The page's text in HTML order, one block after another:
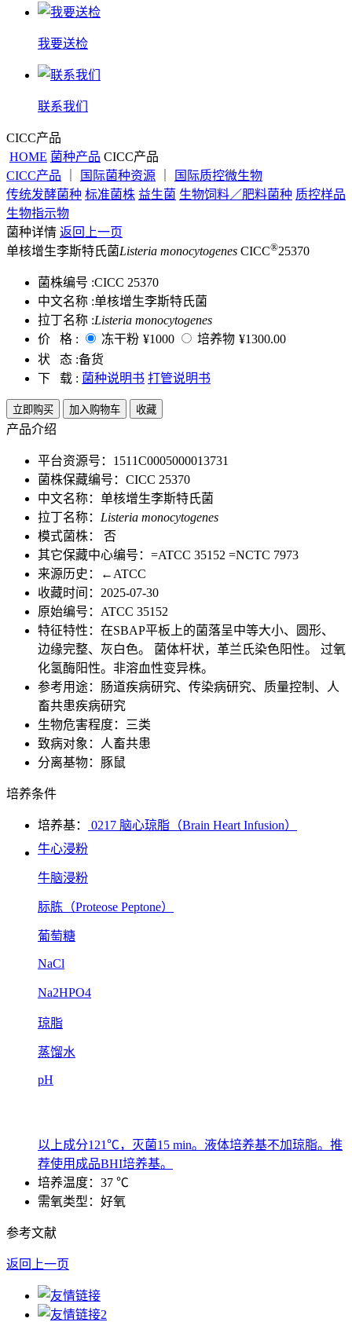
我要送检
联系我们
CICC产品
HOME 菌种产品 CICC产品
CICC产品
国际菌种资源
国际质控微生物
传统发酵菌种 标准菌株 益生菌 生物饲料／肥料菌种 质控样品
生物指示物
菌种详情 返回上一页
单核增生李斯特氏菌Listeria monocytogenes CICC®25370
菌株编号 :CICC 25370
中文名称 :单核增生李斯特氏菌
拉丁名称 :Listeria monocytogenes
价 格 :
冻干粉 ¥1000 培养物 ¥1300.00
状 态 :备货
下 载 : 菌种说明书 打管说明书
立即购买 加入购物车 收藏
产品介绍
平台资源号：1511C0005000013731
菌株保藏编号：CICC 25370
中文名称：单核增生李斯特氏菌
拉丁名称： Listeria monocytogenes
模式菌株： 否
其它保藏中心编号：=ATCC 35152 =NCTC 7973
来源历史：←ATCC
收藏时间：2025-07-30
原始编号：ATCC 35152
特征特性：在SBAP平板上的菌落呈中等大小、圆形、
边缘完整、灰白色。 菌体杆状，革兰氏染色阳性。 过氧
化氢酶阳性。非溶血性变异株。
参考用途：肠道疾病研究、传染病研究、质量控制、人
畜共患疾病研究
生物危害程度：三类
致病对象：人畜共患
分离基物：豚鼠
培养条件
培养基：
0217 脑心琼脂（Brain Heart Infusion）
牛心浸粉
牛脑浸粉
䏡胨（Proteose Peptone）
葡萄糖
NaCl
Na2HPO4
琼脂
蒸馏水
pH
以上成分121℃，灭菌15 min。液体培养基不加琼脂。推
荐使用成品BHI培养基。
培养温度：37 ℃
需氧类型：好氧
参考文献
返回上一页